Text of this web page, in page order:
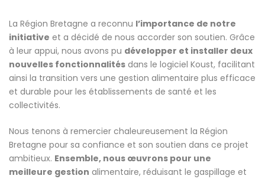
La Région Bretagne a reconnu l’importance de notre
initiative et a décidé de nous accorder son soutien. Grâce
à leur appui, nous avons pu développer et installer deux
nouvelles fonctionnalités dans le logiciel Koust, facilitant
ainsi la transition vers une gestion alimentaire plus efficace
et durable pour les établissements de santé et les
collectivités.
Nous tenons à remercier chaleureusement la Région
Bretagne pour sa confiance et son soutien dans ce projet
ambitieux. Ensemble, nous œuvrons pour une
meilleure gestion alimentaire, réduisant le gaspillage et